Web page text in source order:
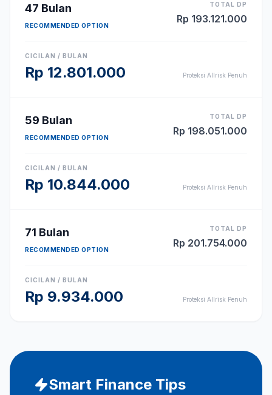
47 Bulan
RECOMMENDED OPTION
TOTAL DP
Rp 193.121.000
CICILAN / BULAN
Rp 12.801.000 Proteksi Allrisk Penuh
59 Bulan
RECOMMENDED OPTION
TOTAL DP
Rp 198.051.000
CICILAN / BULAN
Rp 10.844.000 Proteksi Allrisk Penuh
71 Bulan
RECOMMENDED OPTION
TOTAL DP
Rp 201.754.000
CICILAN / BULAN
Rp 9.934.000 Proteksi Allrisk Penuh
Smart Finance Tips